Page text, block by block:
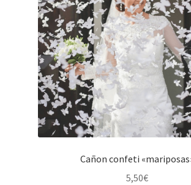
Cañon confeti
5,50€